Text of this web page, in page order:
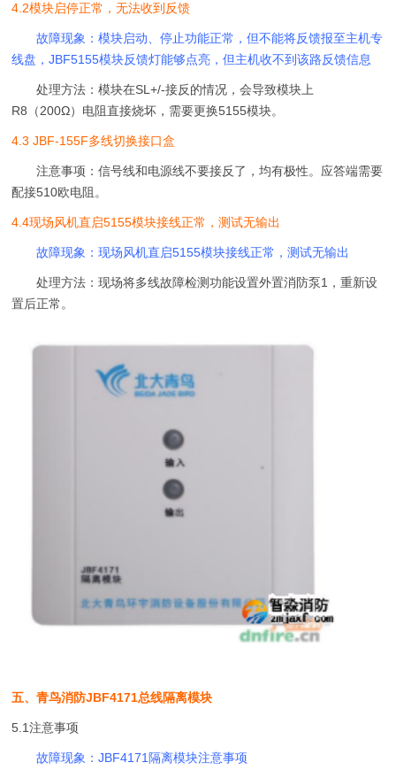
4.2模块启停正常，无法收到反馈
故障现象：模块启动、停止功能正常，但不能将反馈报至主机专
线盘，JBF5155模块反馈灯能够点亮，但主机收不到该路反馈信息
处理方法：模块在SL+/-接反的情况，会导致模块上
R8（200Ω）电阻直接烧坏，需要更换5155模块。
4.3 JBF-155F多线切换接口盒
注意事项：信号线和电源线不要接反了，均有极性。应答端需要
配接510欧电阻。
4.4现场风机直启5155模块接线正常，测试无输出
故障现象：现场风机直启5155模块接线正常，测试无输出
处理方法：现场将多线故障检测功能设置外置消防泵1，重新设
置后正常。
五、青鸟消防JBF4171总线隔离模块
5.1注意事项
故障现象：JBF4171隔离模块注意事项